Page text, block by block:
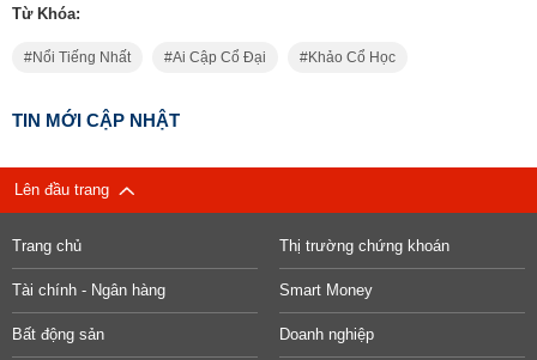
Từ Khóa:
Nổi Tiếng Nhất Ai Cập Cổ Đại Khảo Cổ Học
TIN MỚI CẬP NHẬT
Lên đầu trang
Trang chủ Thị trường chứng khoán
Tài chính - Ngân hàng Smart Money
Bất động sản Doanh nghiệp